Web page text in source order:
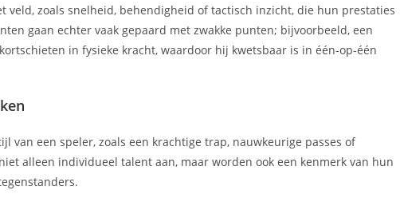
veld, zoals snelheid, behendigheid of tactisch inzicht, die hun prestaties
gaan echter vaak gepaard met zwakke punten; bijvoorbeeld, een
in fysieke kracht, waardoor hij kwetsbaar is in één-op-één
van een speler, zoals een krachtige trap, nauwkeurige passes of
alleen individueel talent aan, maar worden ook een kenmerk van hun